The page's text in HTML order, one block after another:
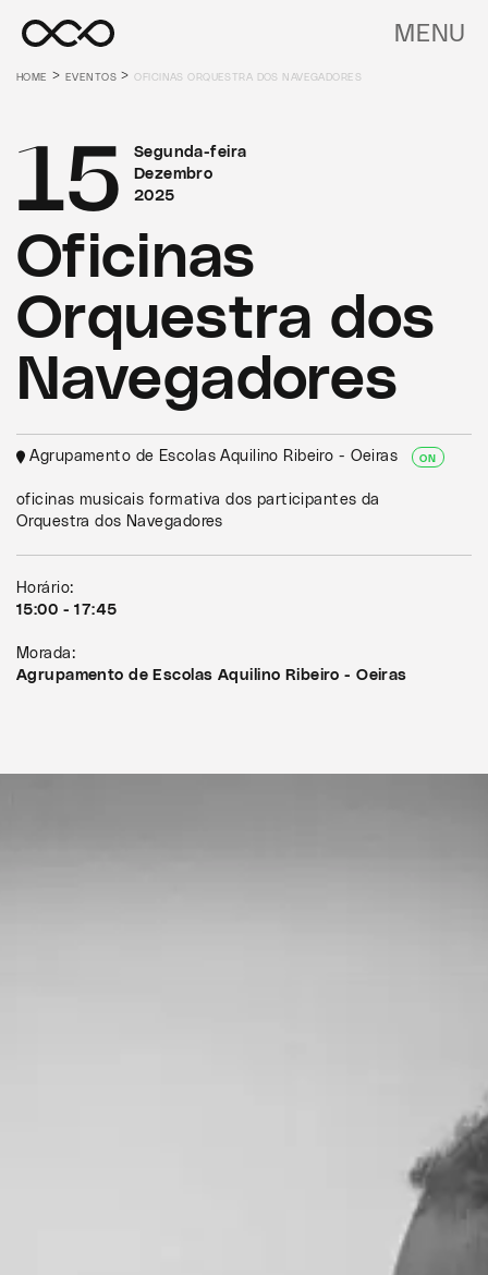
MENU
HOME >EVENTOS >OFICINAS ORQUESTRA DOS NAVEGADORES
Segunda-feira
Dezembro
2025
15
Oficinas
Orquestra dos
Navegadores
Agrupamento de Escolas Aquilino Ribeiro - Oeiras ON
oficinas musicais formativa dos participantes da
Orquestra dos Navegadores
Horário:
15:00 - 17:45
Morada:
Agrupamento de Escolas Aquilino Ribeiro - Oeiras